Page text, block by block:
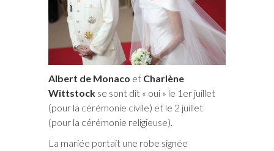
Albert de Monaco et Charlène
Wittstock se sont dit « oui » le 1er juillet
(pour la cérémonie civile) et le 2 juillet
(pour la cérémonie religieuse).
La mariée portait une robe signée